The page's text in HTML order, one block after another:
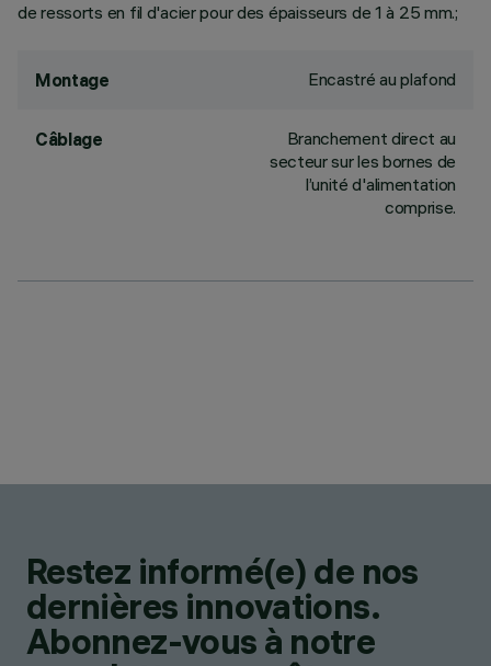
de ressorts en fil d'acier pour des épaisseurs de 1 à 25 mm.;
Montage Encastré au plafond
Câblage
Branchement direct au
secteur sur les bornes de
l’unité d'alimentation
comprise.
Restez informé(e) de nos
dernières innovations.
Abonnez-vous à notre